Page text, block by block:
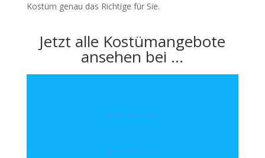
Kostüm genau das Richtige für Sie.
Jetzt alle Kostümangebote
ansehen bei …
Jetzt ansehen
Jetzt ansehen